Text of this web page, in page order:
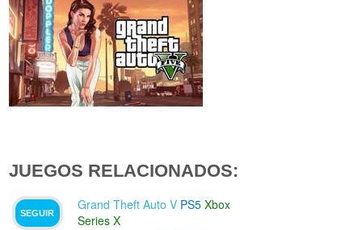
JUEGOS RELACIONADOS:
SEGUIR
Grand Theft Auto V PS5 Xbox
Series X